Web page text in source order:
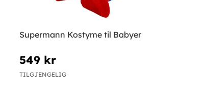
Supermann Kostyme til Babyer
549 kr
TILGJENGELIG